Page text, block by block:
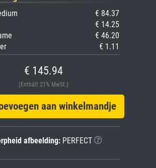
€ 84.37
€ 14.25
€ 46.20
€ 1.11
€ 145.94
(Enthält 21% MwSt.)
aan winkelmandje
afbeelding:PERFECT